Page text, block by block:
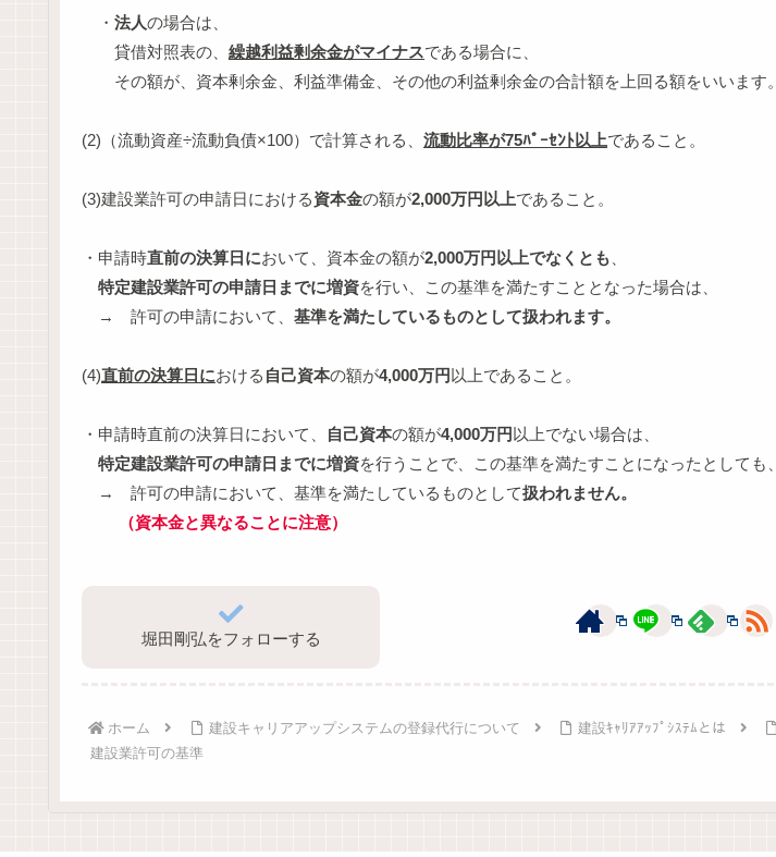
・ 法人の場合は、
貸借対照表の、 繰越利益剰余金がマイナスである場合に、
その額が、資本剰余金、利益準備金、その他の利益剰余金の合計額を上回る額をいいます。
(2)（流動資産÷流動負債×100）で計算される、 流動比率が75ﾊﾟｰｾﾝﾄ以上であること。
(3)建設業許可の申請日における資本金の額が2,000万円以上であること。
・申請時直前の決算日において、資本金の額が2,000万円以上でなくとも
特定建設業許可の申請日までに増資を行い、この基準を満たすこととなった場合は、
→ 許可の申請において、 基準を満たしているものとして扱われます。
(4)直前の決算日における 自己資本の額が4,000万円 以上であること。
・申請時直前の決算日において、 自己資本の額が4,000万円 以上でない場合は、
特定建設業許可の申請日までに増資を行うことで、この基準を満たすことになったとしても、
→ 許可の申請において、基準を満たしているものとして扱われません。
（資本金と異なることに注意）
堀田剛弘をフォローする
ホーム 建設キャリアアップシステムの登録代行について 建設ｷｬﾘｱｱｯﾌﾟｼｽﾃﾑとは
建設業許可の基準